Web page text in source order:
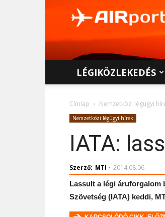
LÉGIKÖZLEKEDÉS
Címlap Nemzetközi légügyi
Nemzetközi légügyi hírek
IATA:
Szerző: MTI - 2014.08.06.
Lassult a légi áruforgalom
Szövetség (IATA) keddi,